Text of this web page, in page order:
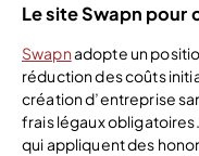
Le site Swapn pour
Swapnadopte un
réduction des coûts
création d’entreprise
frais légaux
qui appliquent des